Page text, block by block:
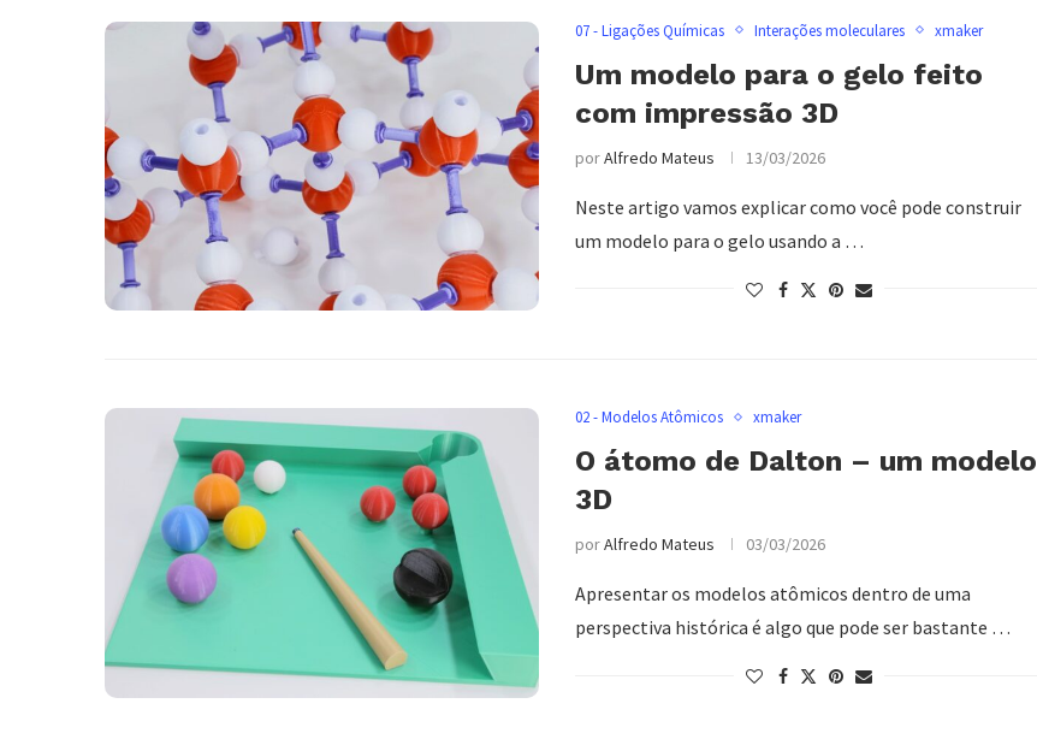
07 - Ligações Químicas Interações moleculares xmaker
Um modelo para o gelo feito
com impressão 3D
porAlfredo Mateus 13/03/2026
Neste artigo vamos explicar como você pode construir
um modelo para o gelo usando a …
02 - Modelos Atômicos xmaker
O átomo de Dalton – um modelo
3D
porAlfredo Mateus 03/03/2026
Apresentar os modelos atômicos dentro de uma
perspectiva histórica é algo que pode ser bastante …